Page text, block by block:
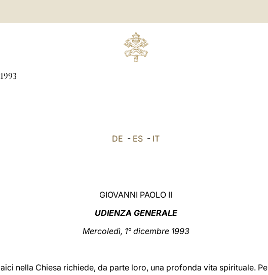
1993
DE - ES - IT
GIOVANNI PAOLO II
UDIENZA GENERALE
Mercoledì, 1° dicembre 1993
nella Chiesa richiede, da parte loro, una profonda vita spirituale.